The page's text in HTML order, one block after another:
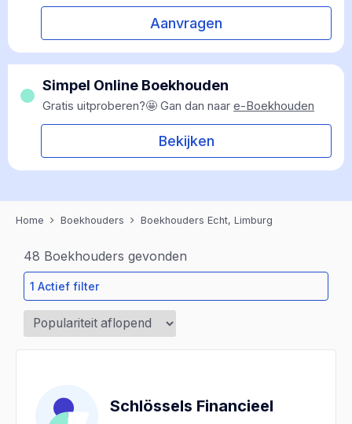
Aanvragen
Simpel Online Boekhouden
Gratis uitproberen?🤩 Gan dan naar e-Boekhouden
Bekijken
Home Boekhouders Boekhouders Echt, Limburg
48 Boekhouders gevonden
1 Actief filter
Schlössels Financieel